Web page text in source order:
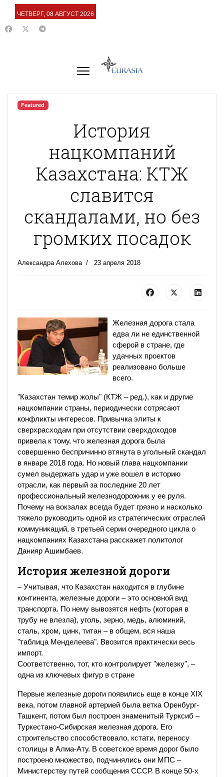
ЧЕТВЕРГ, 08 АВГУСТ 2026
Featured
История
нацкомпаний
Казахстана: КТЖ
славится
скандалами, но без
громких посадок
Александра Алехова 23 апреля 2018
Железная дорога стала
едва ли не единственной
сферой в стране, где
удачных проектов
реализовано больше
всего.
"Казахстан темир жолы" (КТЖ – ред.), как и другие
нацкомпании страны, периодически сотрясают
конфликты интересов. Привычка элиты к
сверхрасходам при отсутствии сверхдоходов
привела к тому, что железная дорога была
совершенно беспричинно втянута в угольный скандал
в январе 2018 года. Но новый глава нацкомпании
сумел выдержать удар и уже вошел в историю
отрасли, как первый за последние 20 лет
профессиональный железнодорожник у ее руля.
Почему на вокзалах всегда будет грязно и насколько
тяжело руководить одной из стратегических отраслей
коммуникаций, в третьей серии очередного цикла о
нацкомпаниях Казахстана расскажет политолог
Данияр Ашимбаев.
История железной дороги
– Учитывая, что Казахстан находится в глубине
континента, железные дороги – это основной вид
транспорта. По нему вывозятся нефть (которая в
трубу не влезла), уголь, зерно, медь, алюминий,
сталь, хром, цинк, титан – в общем, вся наша
"таблица Менделеева". Ввозится практически весь
импорт.
Соответственно, тот, кто контролирует "железку", –
одна из ключевых фигур в стране
Первые железные дороги появились еще в конце XIX
века, потом главной артерией была ветка Оренбург-
Ташкент, потом был построен знаменитый Турксиб –
Туркестано-Сибирская железная дорога. Его
строительство способствовало, кстати, переносу
столицы в Алма-Ату. В советское время дорог было
построено множество, подчинялись они МПС –
Министерству путей сообщения СССР. В конце 50-х